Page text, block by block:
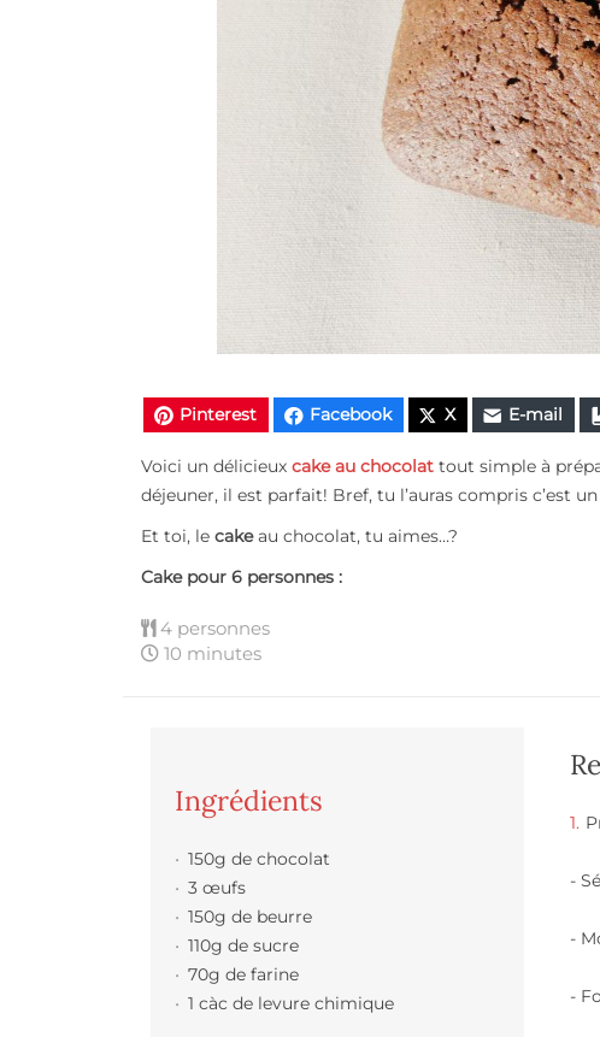
Pinterest Facebook X E-mail
Voici un délicieux cake au chocolat tout simple à
déjeuner, il est parfait! Bref, tu l’auras compris c’est
Et toi, le cakeau chocolat, tu aimes…?
Cake pour 6 personnes :
4 personnes
10 minutes
Ingrédients
150g de chocolat
3 œufs
150g de beurre
110g de sucre
70g de farine
1 càc de levure chimique
-
-
-